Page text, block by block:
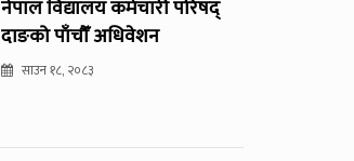
नेपाल विद्यालय कर्मचारी परिषद्
दाङको पाँचौँ अधिवेशन
साउन १८, २०८३